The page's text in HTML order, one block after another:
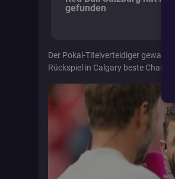
gefunden
Der Pokal-Titelverteidiger gewann
Rückspiel in Calgary beste